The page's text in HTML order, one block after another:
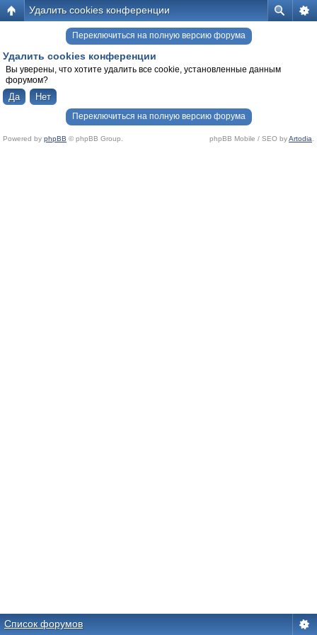
Удалить cookies конференции
Переключиться на полную версию форума
Удалить cookies конференции
Вы уверены, что хотите удалить все cookie, установленные данным
форумом?
Переключиться на полную версию форума
Powered by phpBB © phpBB Group. phpBB Mobile / SEO byArtodia
Список форумов